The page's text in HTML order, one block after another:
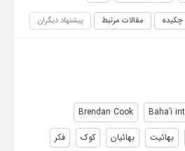
چکیده مقالات مرتبط پیشنهاد دیگران
Baha’i
Brendan Cook
بهائیت بهائیان کوک
فکر